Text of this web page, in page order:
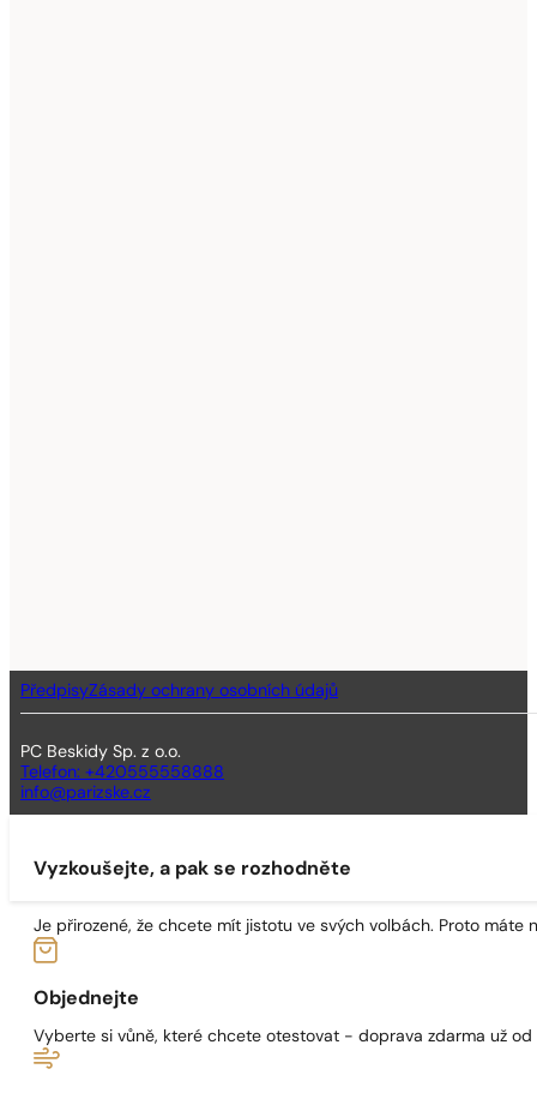
PředpisyZásady ochrany osobních údajů
PC Beskidy Sp. z o.o.
Telefon: +420555558888
info@parizske.cz
Vyzkoušejte, a pak se rozhodněte
Je přirozené, že chcete mít jistotu ve svých volbách. Proto máte
Objednejte
Vyberte si vůně, které chcete otestovat - doprava zdarma už